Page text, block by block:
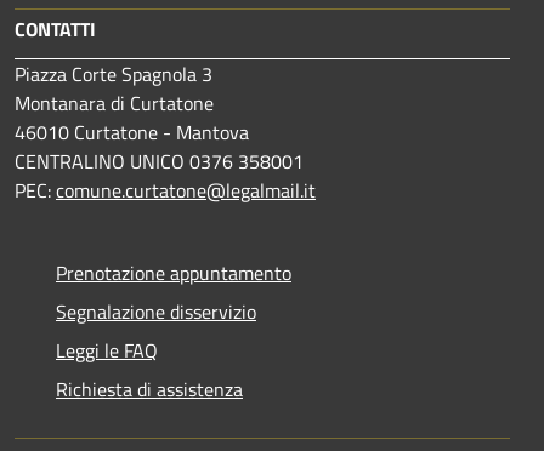
CONTATTI
Piazza Corte Spagnola 3
Montanara di Curtatone
46010 Curtatone - Mantova
CENTRALINO UNICO 0376 358001
PEC:comune.curtatone@legalmail.it
Prenotazione appuntamento
Segnalazione disservizio
Leggi le FAQ
Richiesta di assistenza